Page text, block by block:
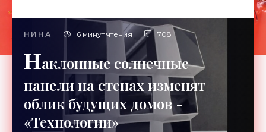
НИНА 6 минут чтения 708
Наклонные солнечные
панели на стенах изменят
облик будущих домов -
«Технологии»